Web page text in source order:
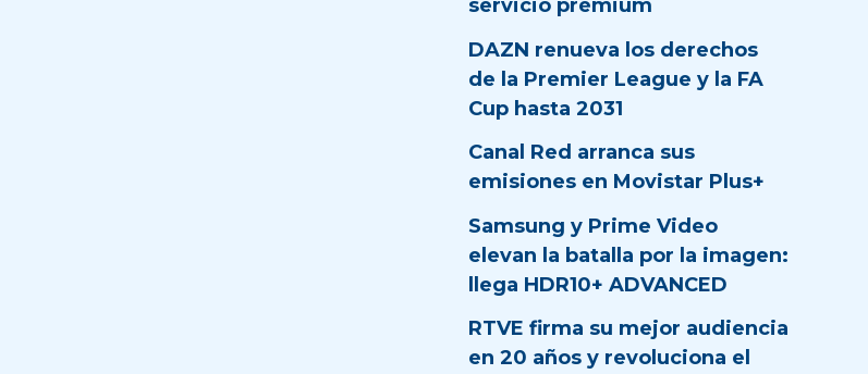
servicio prémium
DAZN renueva los derechos
de la Premier League y la FA
Cup hasta 2031
Canal Red arranca sus
emisiones en Movistar Plus+
Samsung y Prime Video
elevan la batalla por la imagen:
llega HDR10+ ADVANCED
RTVE firma su mejor audiencia
en 20 años y revoluciona el